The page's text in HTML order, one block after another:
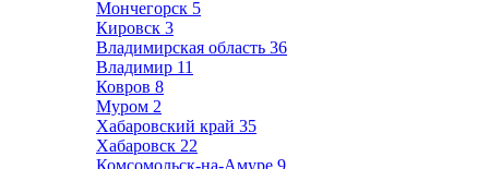
Мончегорск 5
Кировск 3
Владимирская область 36
Владимир 11
Ковров 8
Муром 2
Хабаровский край 35
Хабаровск 22
Комсомольск-на-Амуре 9